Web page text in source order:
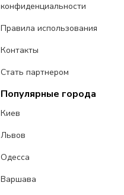
конфиденциальности
Правила использования
Контакты
Стать партнером
Популярные города
Киев
Львов
Одесса
Варшава